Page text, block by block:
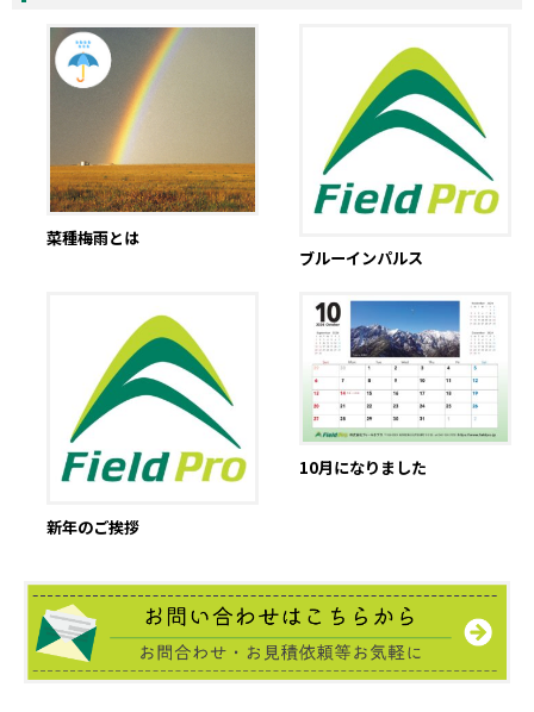
菜種梅雨とは
ブルーインパルス
新年のご挨拶
10月になりました